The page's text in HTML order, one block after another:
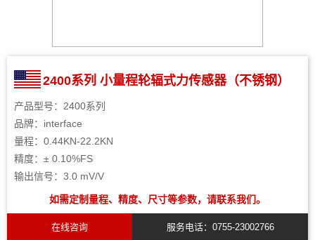
2400系列 小量程轮辐式力传感器（不锈钢）
产品型号：2400系列
品牌：interface
量程：0.44KN-22.2KN
精度：± 0.10%FS
输出信号：3.0 mV/V
如需定制量程、精度、尺寸等参数，请联系我们。
在线咨询 服务电话：0755-23002766